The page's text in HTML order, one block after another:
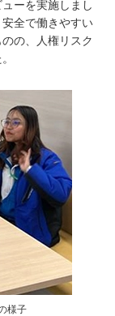
ーを実施しまし
全で働きやすい
の、人権リスク
様子